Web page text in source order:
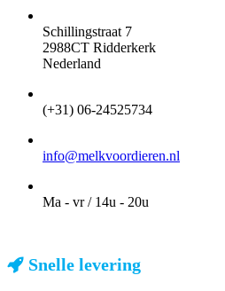
Schillingstraat 7
2988CT Ridderkerk
Nederland
(+31) 06-24525734
info@melkvoordieren.nl
Ma - vr / 14u - 20u
Snelle levering